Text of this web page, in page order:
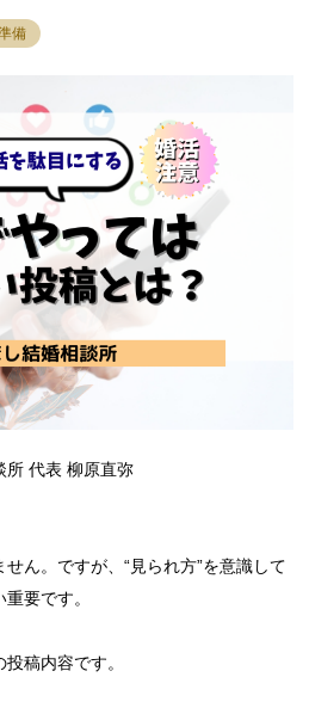
備
所 代表 柳原直弥
ん。ですが、“見られ方”を意識して
要です。
稿内容です。